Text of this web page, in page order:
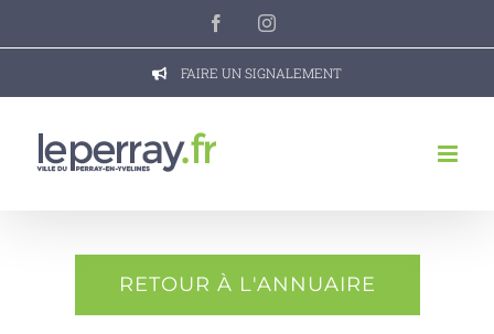
FacebookInstagram
FAIRE UN SIGNALEMENT
RETOUR À L'ANNUAIRE